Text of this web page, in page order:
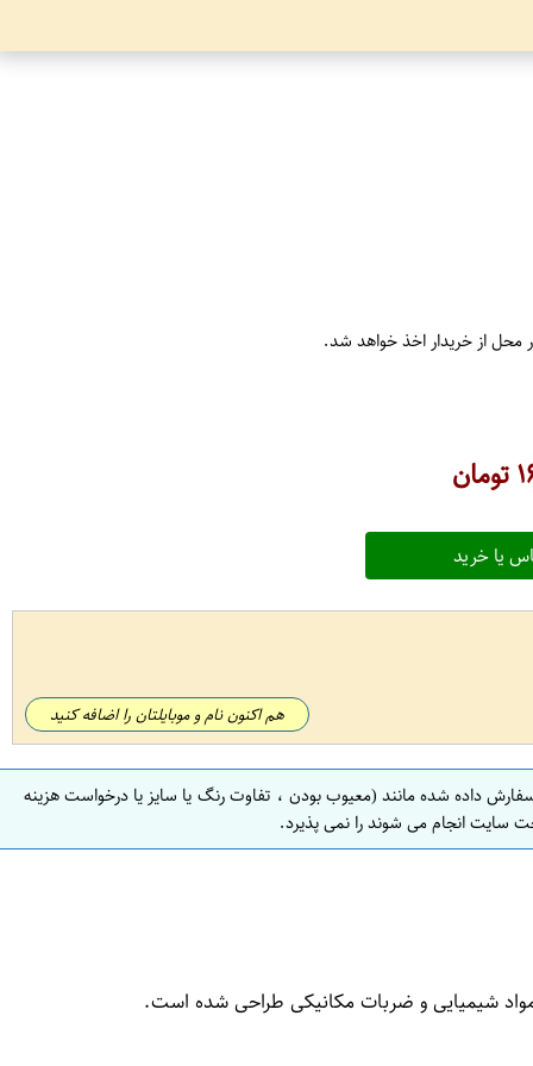
محل از خریدار اخذ خواهد شد.
تومان
یا خرید
هم اکنون نام و موبایلتان را اضافه کنید
داده شده مانند (معیوب بودن ، تفاوت رنگ یا سایز یا درخواست هزینه
سایت انجام می شوند را نمی پذیرد.
شیمیایی و ضربات مکانیکی طراحی شده است.